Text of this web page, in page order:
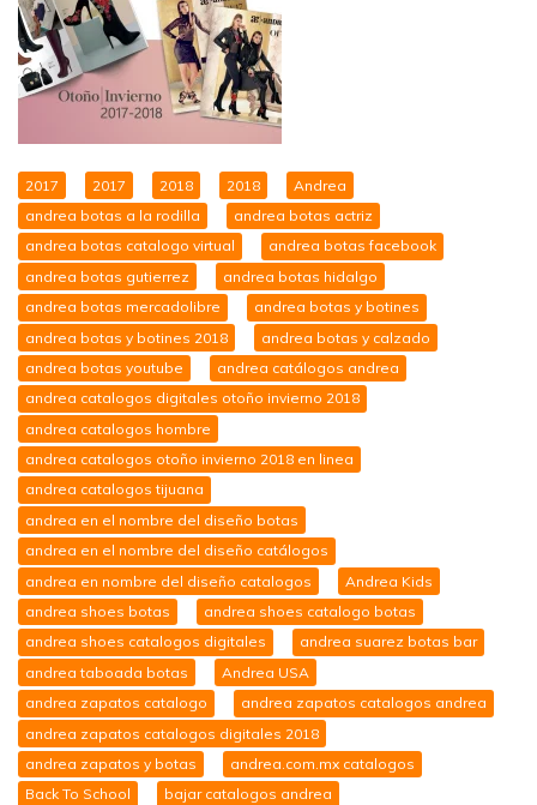
2017 2017 2018 2018
Andrea
andrea botas a la rodilla
andrea botas actriz
andrea botas catalogo virtual
andrea botas facebook
andrea botas gutierrez
andrea botas hidalgo
andrea botas mercadolibre
andrea botas y botines
andrea botas y botines 2018
andrea botas y calzado
andrea botas youtube
andrea catálogos andrea
andrea catalogos digitales otoño invierno 2018
andrea catalogos hombre
andrea catalogos otoño invierno 2018 en linea
andrea catalogos tijuana
andrea en el nombre del diseño botas
andrea en el nombre del diseño catálogos
andrea en nombre del diseño catalogos
Andrea Kids
andrea shoes botas
andrea shoes catalogo botas
andrea shoes catalogos digitales
andrea suarez botas bar
andrea taboada botas
Andrea USA
andrea zapatos catalogo
andrea zapatos catalogos andrea
andrea zapatos catalogos digitales 2018
andrea zapatos y botas
andrea.com.mx catalogos
Back To School
bajar catalogos andrea